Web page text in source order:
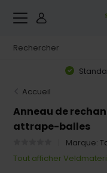
Accueil
Anneau de
attrape-balles
Marque:
Tout afficher